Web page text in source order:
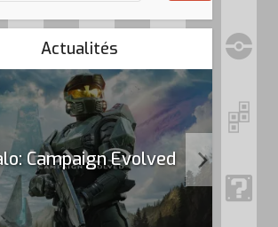
Actualités
Campaign Evolved